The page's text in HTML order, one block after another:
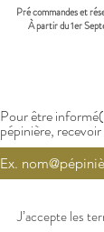
Pré commandes et
À partir du 1er
Pour être
pépinière,
J’accepte les